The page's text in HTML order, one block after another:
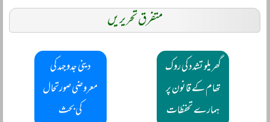
متفرق تحریریں
گھریلو تشدد کی روک
تھام کے قانون پر
ہمارے تحفظات
دینی جدوجہد کی
معروضی صورتحال
کی بحث